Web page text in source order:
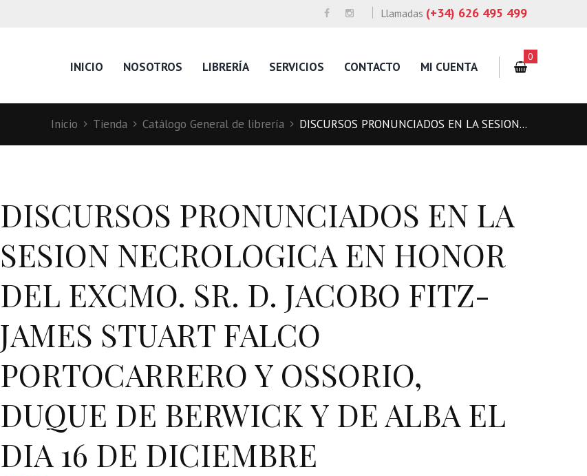
Llamadas (+34) 626 495 499
INICIO NOSOTROS LIBRERÍA SERVICIOS CONTACTO MI CUENTA
0
Inicio Tienda Catálogo General de librería DISCURSOS PRONUNCIADOS EN LA SESION...
DISCURSOS PRONUNCIADOS EN LA
SESION NECROLOGICA EN HONOR
DEL EXCMO. SR. D. JACOBO FITZ-
JAMES STUART FALCO
PORTOCARRERO Y OSSORIO,
DUQUE DE BERWICK Y DE ALBA EL
DIA 16 DE DICIEMBRE